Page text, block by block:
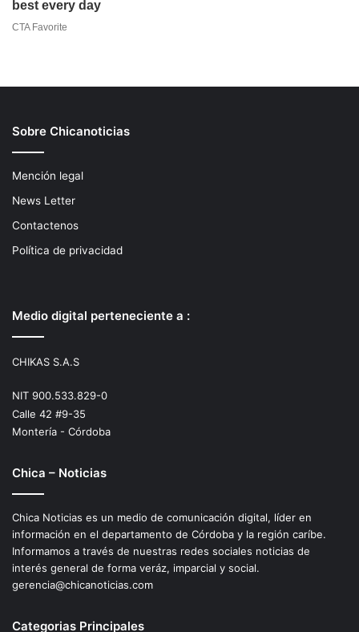
Sobre Chicanoticias
Mención legal
News Letter
Contactenos
Política de privacidad
Medio digital perteneciente a :
CHIKAS S.A.S
NIT 900.533.829-0
Calle 42 #9-35
Montería - Córdoba
Chica – Noticias
Chica Noticias es un medio de comunicación digital, líder en
información en el departamento de Córdoba y la región caríbe.
Informamos a través de nuestras redes sociales noticias de
interés general de forma veráz, imparcial y social.
gerencia@chicanoticias.com
Categorias Principales